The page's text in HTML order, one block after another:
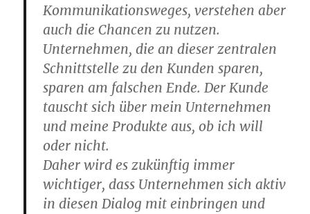
Kommunikationsweges, verstehen aber
auch die Chancen zu nutzen.
Unternehmen, die an dieser zentralen
Schnittstelle zu den Kunden sparen,
sparen am falschen Ende. Der Kunde
tauscht sich über mein Unternehmen
und meine Produkte aus, ob ich will
oder nicht.
Daher wird es zukünftig immer
wichtiger, dass Unternehmen sich aktiv
in diesen Dialog mit einbringen und